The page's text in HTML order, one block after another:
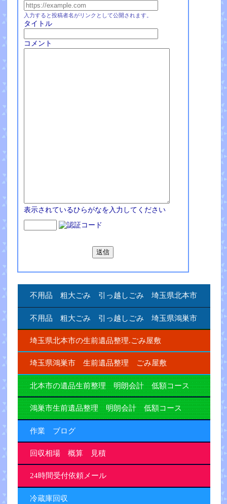
入力すると投稿者名がリンクとして公開されます。
タイトル
コメント
表示されているひらがなを入力してください
不用品 粗大ごみ 引っ越しごみ 埼玉県北本市
不用品 粗大ごみ 引っ越しごみ 埼玉県鴻巣市
埼玉県北本市の生前遺品整理.ごみ屋敷
埼玉県鴻巣市 生前遺品整理 ごみ屋敷
北本市の遺品生前整理 明朗会計 低額コース
鴻巣市生前遺品整理 明朗会計 低額コース
作業 ブログ
回収相場 概算 見積
24時間受付依頼メール
冷蔵庫回収